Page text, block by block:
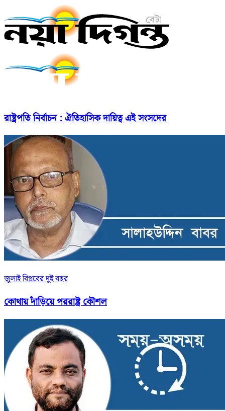
রাষ্ট্রপতি নির্বাচন : ঐতিহাসিক দায়িত্ব এই সংসদের
জুলাই বিপ্লবের দুই বছর
কোথায় দাঁড়িয়ে পররাষ্ট্র কৌশল